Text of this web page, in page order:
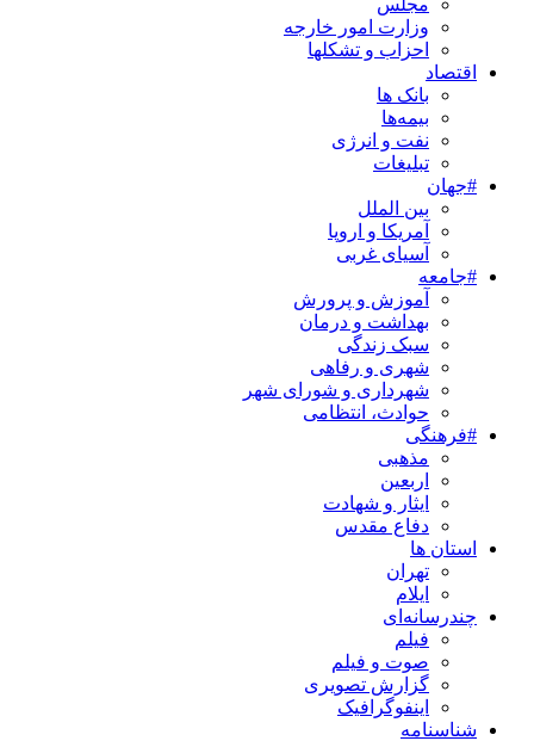
وزارت امور خارجه
احزاب و تشکلها
اقتصاد
بانک ها
بیمه‌ها
نفت و انرژی
تبلیغات
#جهان
بین الملل
آمریکا و اروپا
آسیای غربی
#جامعه
آموزش و پرورش
بهداشت و درمان
سبک زندگی
شهری و رفاهی
شهرداری و شورای شهر
حوادث، انتظامی
#فرهنگی
مذهبی
اربعین
ایثار و شهادت
دفاع مقدس
استان ها
تهران
ایلام
چندرسانه‌ای
فیلم
صوت و فیلم
گزارش تصویری
اینفوگرافیک
شناسنامه